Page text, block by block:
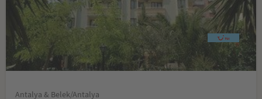
Antalya & Belek/Antalya